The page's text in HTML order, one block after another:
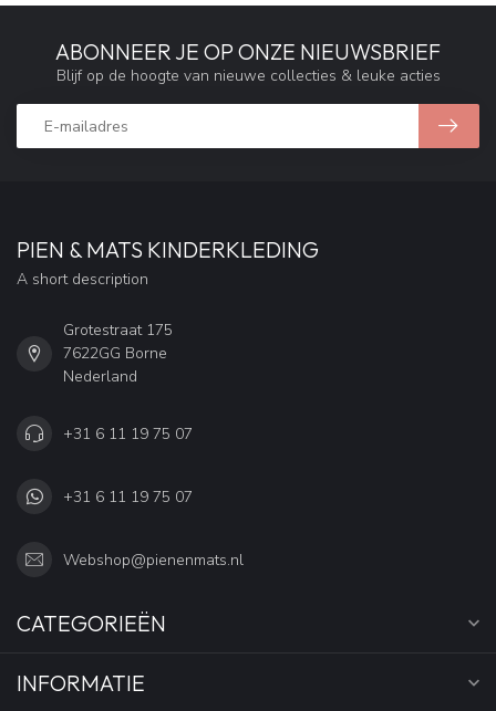
ABONNEER JE OP ONZE NIEUWSBRIEF
Blijf op de hoogte van nieuwe collecties & leuke acties
PIEN & MATS KINDERKLEDING
A short description
Grotestraat 175
7622GG Borne
Nederland
+31 6 11 19 75 07
+31 6 11 19 75 07
Webshop@pienenmats.nl
CATEGORIEËN
INFORMATIE